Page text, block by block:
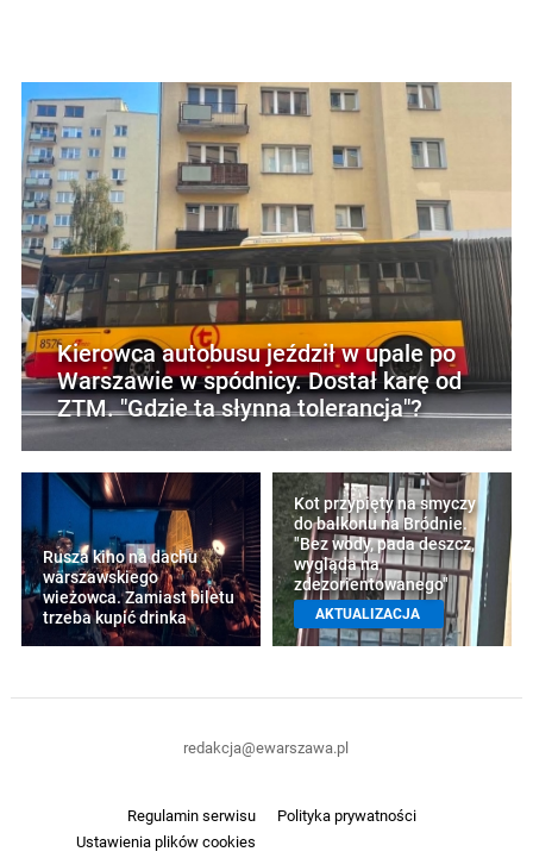
Kierowca autobusu jeździł w upale po
Warszawie w spódnicy. Dostał karę od
ZTM. "Gdzie ta słynna tolerancja"?
Rusza kino na dachu
warszawskiego
wieżowca. Zamiast biletu
trzeba kupić drinka
Kot przypięty na smyczy
do balkonu na Bródnie.
"Bez wody, pada deszcz,
wygląda na
zdezorientowanego"
AKTUALIZACJA
Regulamin serwisu
Polityka prywatności
Ustawienia plików cookies
redakcja@ewarszawa.pl